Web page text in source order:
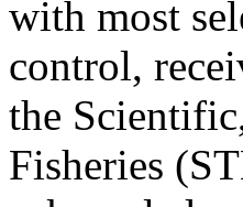
with most
control,
the
Fisheries